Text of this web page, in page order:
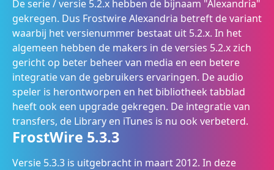
De serie / versie 5.2.x hebben de bijnaam "Alexandria"
gekregen. Dus Frostwire Alexandria betreft de variant
waarbij het versienummer bestaat uit 5.2.x. In het
algemeen hebben de makers in de versies 5.2.x zich
gericht op beter beheer van media en een betere
integratie van de gebruikers ervaringen. De audio
speler is herontworpen en het bibliotheek tabblad
heeft ook een upgrade gekregen. De integratie van
transfers, de Library en iTunes is nu ook verbeterd.
FrostWire 5.3.3
Versie 5.3.3 is uitgebracht in maart 2012. In deze